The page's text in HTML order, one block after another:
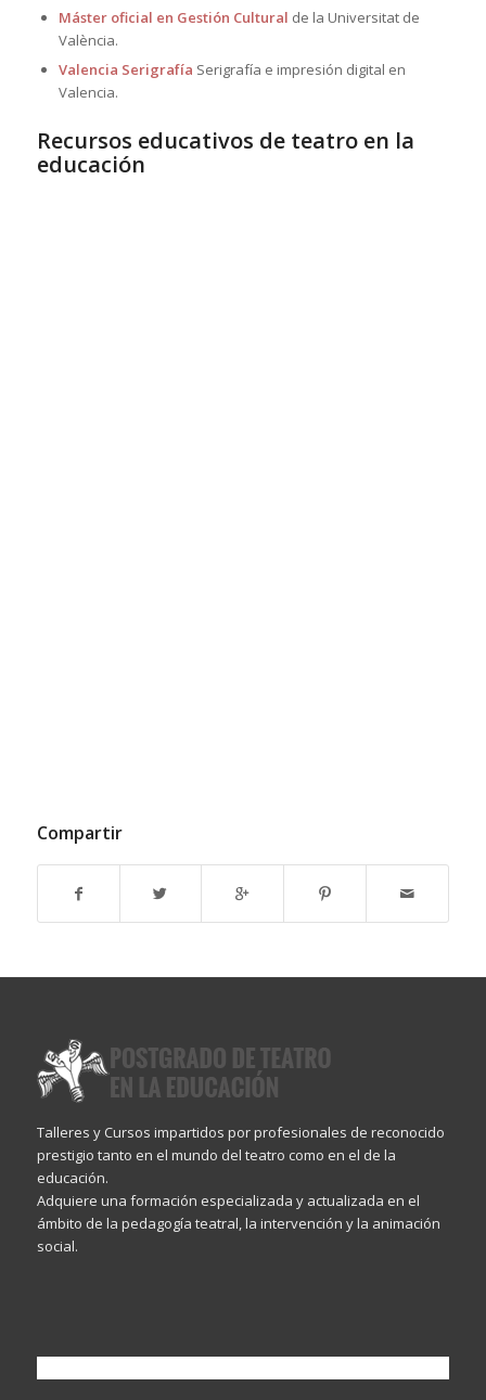
Máster oficial en Gestión Cultural de la Universitat de
València.
Valencia Serigrafía Serigrafía e impresión digital en
Valencia.
Recursos educativos de teatro en la
educación
Compartir
Talleres y Cursos impartidos por profesionales de reconocido
prestigio tanto en el mundo del teatro como en el de la
educación.
Adquiere una formación especializada y actualizada en el
ámbito de la pedagogía teatral, la intervención y la animación
social.